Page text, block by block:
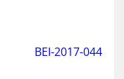
BEI-2017-044